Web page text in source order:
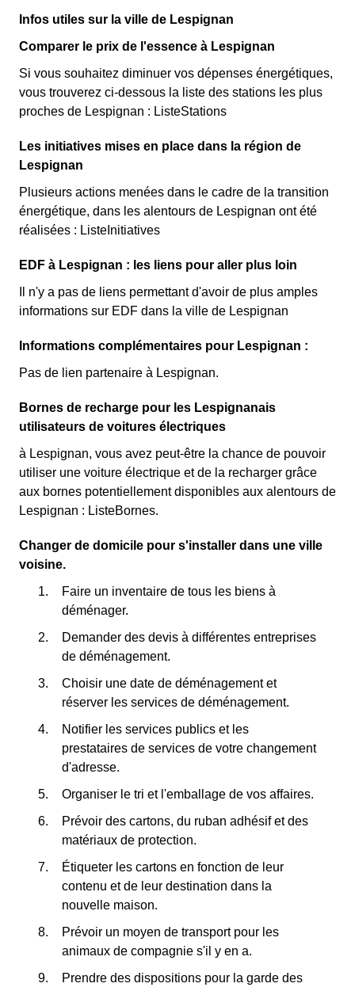
Infos utiles sur la ville de Lespignan
Comparer le prix de l'essence à Lespignan
Si vous souhaitez diminuer vos dépenses énergétiques,
vous trouverez ci-dessous la liste des stations les plus
proches de Lespignan : ListeStations
Les initiatives mises en place dans la région de
Lespignan
Plusieurs actions menées dans le cadre de la transition
énergétique, dans les alentours de Lespignan ont été
réalisées : ListeInitiatives
EDF à Lespignan : les liens pour aller plus loin
Il n'y a pas de liens permettant d'avoir de plus amples
informations sur EDF dans la ville de Lespignan
Informations complémentaires pour Lespignan :
Pas de lien partenaire à Lespignan.
Bornes de recharge pour les Lespignanais
utilisateurs de voitures électriques
à Lespignan, vous avez peut-être la chance de pouvoir
utiliser une voiture électrique et de la recharger grâce
aux bornes potentiellement disponibles aux alentours de
Lespignan : ListeBornes.
Changer de domicile pour s'installer dans une ville
voisine.
Faire un inventaire de tous les biens à
déménager.
Demander des devis à différentes entreprises
de déménagement.
Choisir une date de déménagement et
réserver les services de déménagement.
Notifier les services publics et les
prestataires de services de votre changement
d'adresse.
Organiser le tri et l'emballage de vos affaires.
Prévoir des cartons, du ruban adhésif et des
matériaux de protection.
Étiqueter les cartons en fonction de leur
contenu et de leur destination dans la
nouvelle maison.
Prévoir un moyen de transport pour les
animaux de compagnie s'il y en a.
Prendre des dispositions pour la garde des